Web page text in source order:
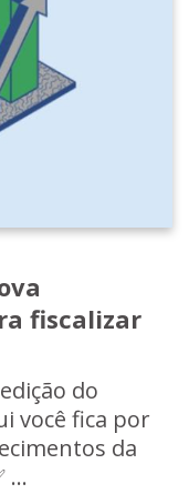
fiscalizar
do
você fica por
da
...